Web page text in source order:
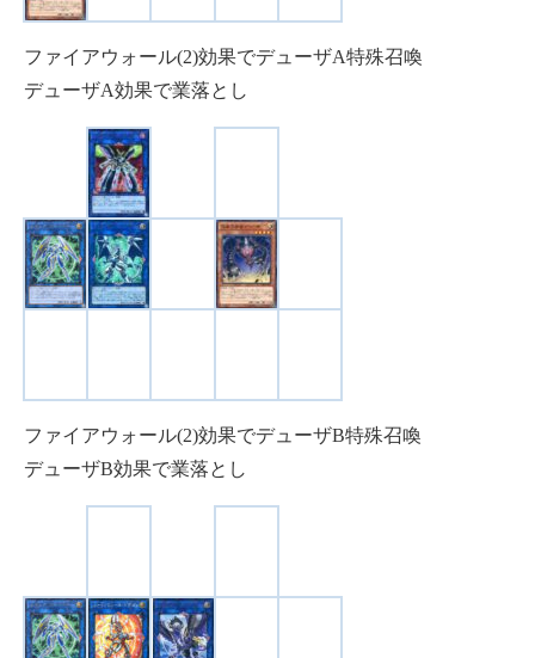
ファイアウォール(2)効果でデューザA特殊召喚
デューザA効果で業落とし
ファイアウォール(2)効果でデューザB特殊召喚
デューザB効果で業落とし